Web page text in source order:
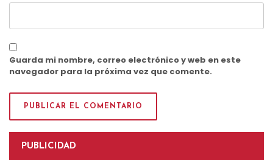
Guarda mi nombre, correo electrónico y web en este
navegador para la próxima vez que comente.
PUBLICIDAD